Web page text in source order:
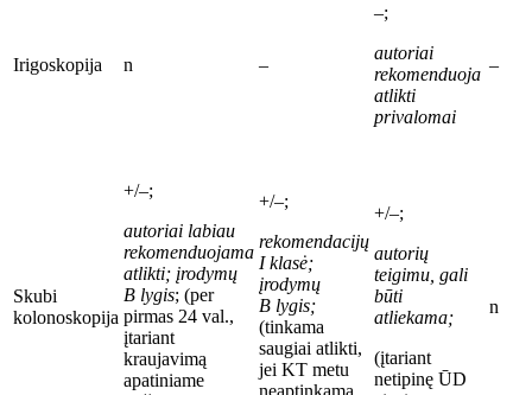
Irigoskopija n –
–;
autoriai
rekomenduoja
atlikti
privalomai
–
Skubi
kolonoskopija
+/–;
autoriai labiau
rekomenduojama
atlikti; įrodymų
B lygis; (per
pirmas 24 val.,
įtariant
kraujavimą
apatiniame
+/–;
rekomendacijų
I klasė;
įrodymų
B lygis;
(tinkama
saugiai atlikti,
jei KT metu
neaptinkama
+/–;
autorių
teigimu, gali
būti
atliekama;
(įtariant
netipinę ŪD
n